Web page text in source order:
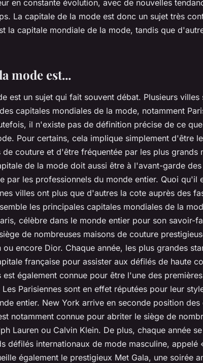
en constante évolution, avec de nouvelles
La capitale de la mode est donc un sujet très
la capitale mondiale de la mode, tandis que
mode est...
est un sujet qui fait souvent débat. Plusieurs villes
capitales mondiales de la mode, notamment
il n'existe pas de définition précise de ce
Pour certains, cela implique simplement d'être
de couture et d'être fréquentée par les plus grands
de la mode doit aussi être à l'avant-garde
par les professionnels du monde entier. Quoi qu'il
villes ont plus que d'autres la cote auprès des
les principales capitales mondiales de la
célèbre dans le monde entier pour son savoir-
de nombreuses maisons de couture
ou encore Dior. Chaque année, les plus grandes
française pour assister aux défilés de haute
est également connue pour être l'une des
Parisiennes sont en effet réputées pour leur
entier. New York arrive en seconde position
notamment connue pour abriter le siège de
Lauren ou Calvin Klein. De plus, chaque année
défilés internationaux de mode masculine, appelé
également le prestigieux Met Gala, une soirée